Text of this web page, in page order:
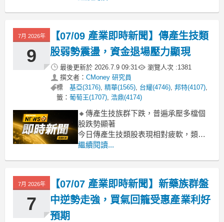
餘如合一、中天、北極星藥業-KY等也普
遍出現3%以上跌幅，顯示市場資金對生
技類股態度轉趨保守，短線
7月 2026年
9
【07/09 產業即時新聞】傳產生技類
股弱勢震盪，資金退場壓力顯現
最後更新於 2026.7.9 09:31 瀏覽人次 :1381
撰文者： CMoney 研究員
標
籤：
基亞(3176),精華(1565), 台耀(4746),邦特(4107),
葡萄王(1707),浩鼎(4174)
🔸傳產生技族群下跌，普遍承壓多檔個
股跌勢顯著
今日傳產生技類股表現相對疲軟，類股
指數下挫2.17%，整體氛圍偏空。盤面
類股表現。這波修正主要反映市場資金
的獲利了結壓力，部分先前漲多的個股
面臨出場賣壓，加上近期缺乏強勁的產
繼續閱讀...
7月 2026年
7
【07/07 產業即時新聞】新藥族群盤
中逆勢走強，買氣回籠受惠產業利好
預期